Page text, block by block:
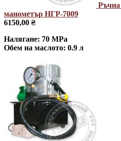
Ръчна
манометър НГР-7009
6150,00 ₴
Налягане: 70 MPa
Обем на маслото: 0.9 л